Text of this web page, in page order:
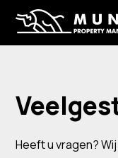
Heeft u vragen?